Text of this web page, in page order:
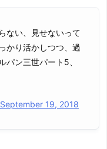
ない、見せないって
かり活かしつつ、過
パン三世パート5、
September 19, 2018